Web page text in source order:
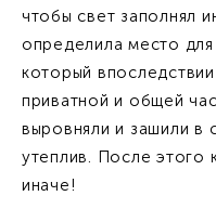
чтобы свет заполнял
определила место
который
приватной и общей
выровняли и зашили в
утеплив. После этого
иначе!